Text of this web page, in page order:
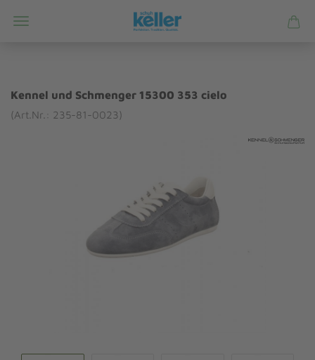
Kennel und Schmenger 15300 353 cielo
(Art.Nr.: 235-81-0023)